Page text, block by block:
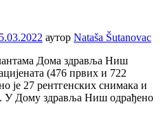
аутор Nataša Šutanovac
Дома здравља Ниш
(476 првих и 722
је 27 рентгенских снимака и
У Дому здравља Ниш одрађенo